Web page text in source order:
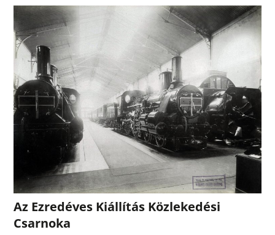
Az Ezredéves Kiállítás Közlekedési
Csarnoka